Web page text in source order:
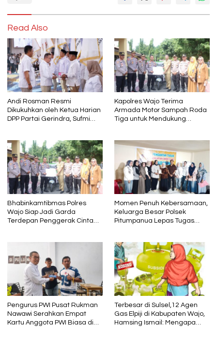
Read Also
Andi Rosman Resmi
Dikukuhkan oleh Ketua Harian
DPP Partai Gerindra, Sufmi
Kapolres Wajo Terima
Armada Motor Sampah Roda
Tiga untuk Mendukung
Bhabinkamtibmas Polres
Wajo Siap Jadi Garda
Terdepan Penggerak Cinta
Momen Penuh Kebersamaan,
Keluarga Besar Polsek
Pitumpanua Lepas Tugas
Pengurus PWI Pusat Rukman
Nawawi Serahkan Empat
Kartu Anggota PWI Biasa di
Terbesar di Sulsel,12 Agen
Gas Elpiji di Kabupaten Wajo,
Hamsing Ismail: Mengapa